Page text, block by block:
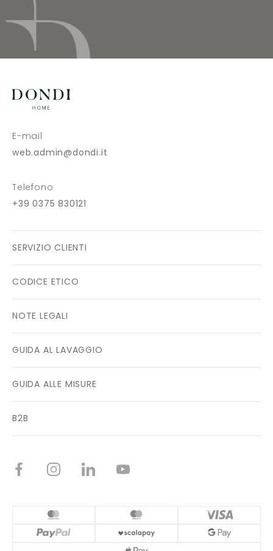
E-mail
web.admin@dondi.it
Telefono
+39 0375 830121
SERVIZIO CLIENTI
CODICE ETICO
NOTE LEGALI
GUIDA AL LAVAGGIO
GUIDA ALLE MISURE
B2B